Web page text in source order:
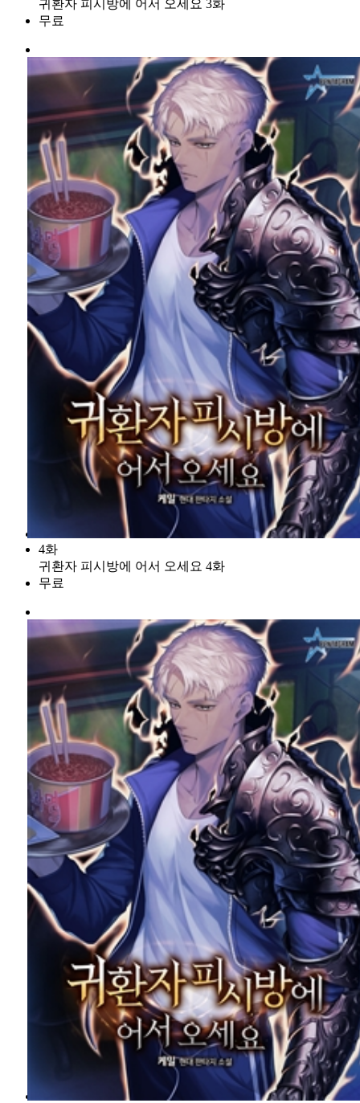
귀환자 피시방에 어서 오세요 3화
무료
4화
귀환자 피시방에 어서 오세요 4화
무료